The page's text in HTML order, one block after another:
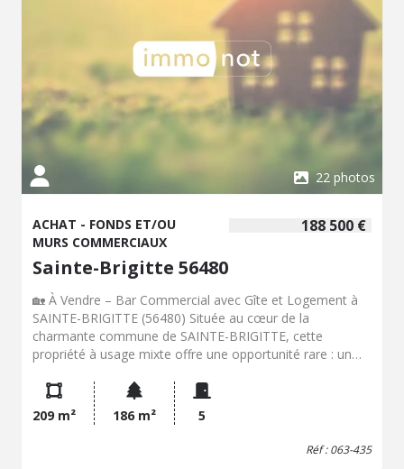
22 photos
188 500 €
ACHAT - FONDS ET/OU
MURS COMMERCIAUX
Sainte-Brigitte 56480
🏡 À Vendre – Bar Commercial avec Gîte et Logement à
SAINTE-BRIGITTE (56480) Située au cœur de la
charmante commune de SAINTE-BRIGITTE, cette
propriété à usage mixte offre une opportunité rare : un
principal spacieux, ainsi qu’un gîte indépendant prêt à être
exploité. 🍻 Partie commerciale – Bar (env. 85 m² au sol)
Salle de bar chaleureuse avec cheminée (insert) Cuisine
aménagée et équipée Coin chaufferie avec pompe à
209 m² 186 m² 5
Réf : 063-435